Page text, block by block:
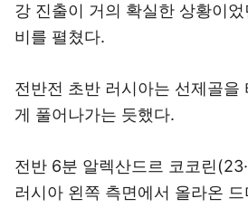
강 진출이 거의 확실한 상황이
비를 펼쳤다.
전반전 초반 러시아는 선제골을
게 풀어나가는 듯했다.
전반 6분 알렉산드르 코코린
러시아 왼쪽 측면에서 올라온